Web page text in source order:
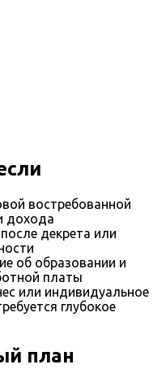
востребованной
дохода
декрета или
об образовании и
платы
или индивидуальное
глубокое
план